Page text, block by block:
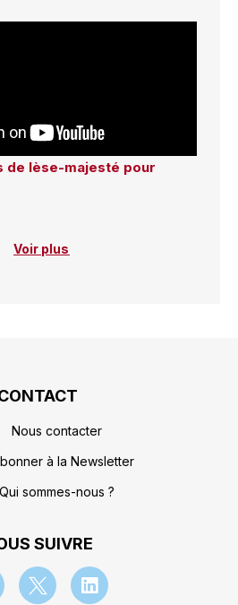
de lèse-majesté pour
Voir plus
Nous contacter
à la Newsletter
Qui sommes-nous ?
SUIVRE